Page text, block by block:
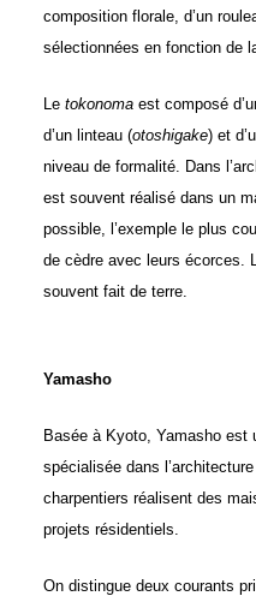
composition florale, d’un
sélectionnées en fonction de
Le tokonoma est composé
d’un linteau (otoshigake) et
niveau de formalité. Dans
est souvent réalisé dans un
possible, l’exemple le plus
de cèdre avec leurs écorces.
souvent fait de terre.
Yamasho
Basée à Kyoto, Yamasho est
spécialisée dans l’architecture
charpentiers réalisent des
projets résidentiels.
On distingue deux courants